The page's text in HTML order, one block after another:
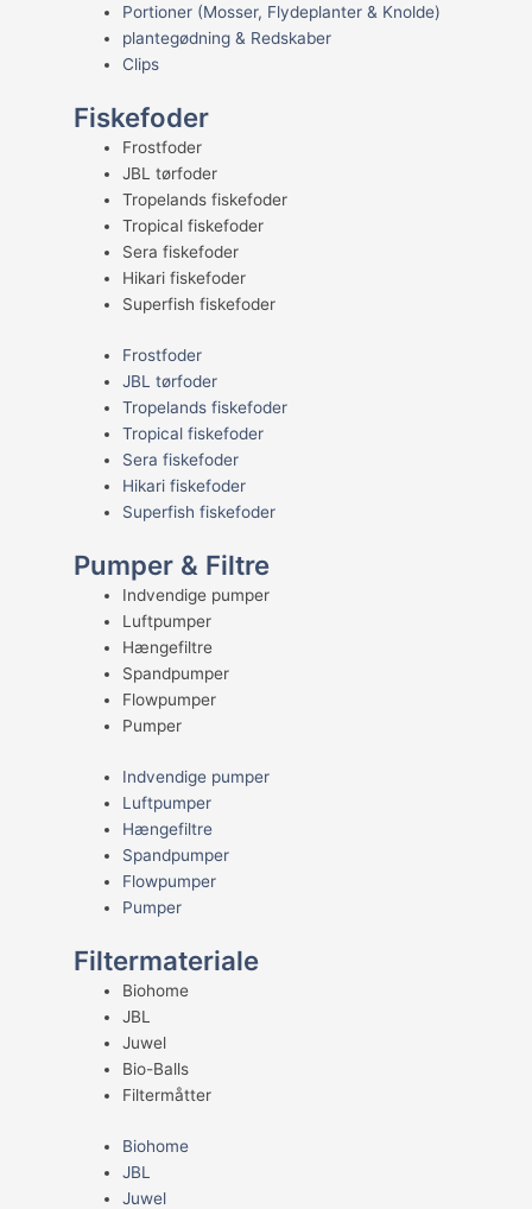
Portioner (Mosser, Flydeplanter & Knolde)
plantegødning & Redskaber
Clips
Fiskefoder
Frostfoder
JBL tørfoder
Tropelands fiskefoder
Tropical fiskefoder
Sera fiskefoder
Hikari fiskefoder
Superfish fiskefoder
Frostfoder
JBL tørfoder
Tropelands fiskefoder
Tropical fiskefoder
Sera fiskefoder
Hikari fiskefoder
Superfish fiskefoder
Pumper & Filtre
Indvendige pumper
Luftpumper
Hængefiltre
Spandpumper
Flowpumper
Pumper
Indvendige pumper
Luftpumper
Hængefiltre
Spandpumper
Flowpumper
Pumper
Filtermateriale
Biohome
JBL
Juwel
Bio-Balls
Filtermåtter
Biohome
JBL
Juwel